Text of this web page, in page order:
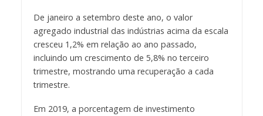
De janeiro a setembro deste ano, o valor
agregado industrial das indústrias acima da escala
cresceu 1,2% em relação ao ano passado,
incluindo um crescimento de 5,8% no terceiro
trimestre, mostrando uma recuperação a cada
trimestre.
Em 2019, a porcentagem de investimento